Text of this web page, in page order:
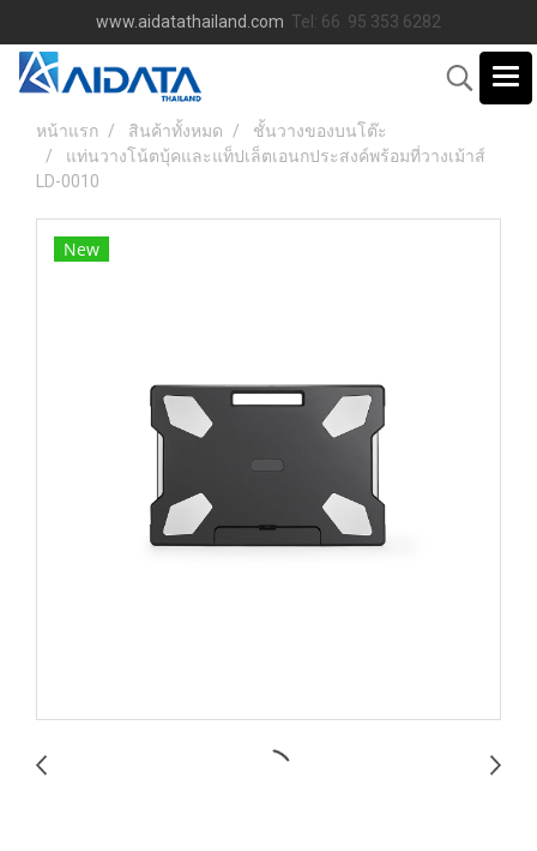
www.aidatathailand.com Tel: 66 95 353 6282
หน้าแรก สินค้าทั้งหมด
ชั้นวางของบนโต๊ะ
แท่นวางโน้ตบุ้คและแท็ปเล็ตเอนกประสงค์พร้อมที่วางเม้าส์
LD-0010
New